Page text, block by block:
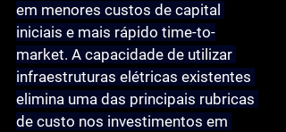
em menores custos de capital
iniciais e mais rápido time-to-
market. A capacidade de utilizar
infraestruturas elétricas existentes
elimina uma das principais rubricas
de custo nos investimentos em